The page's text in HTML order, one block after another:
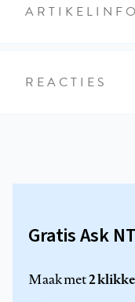
REACTIES
Gratis Ask
Maak met2